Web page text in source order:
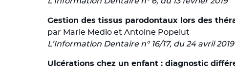
Gestion des tissus parodontaux lors des
par Marie Medio et Antoine Popelut
L’Information Dentaire n° 16/17, du 24 avril 2019
Ulcérations chez un enfant : diagnostic